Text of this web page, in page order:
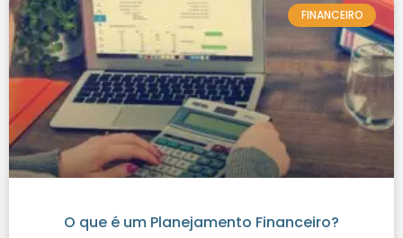
FINANCEIRO
O que é um Planejamento Financeiro?